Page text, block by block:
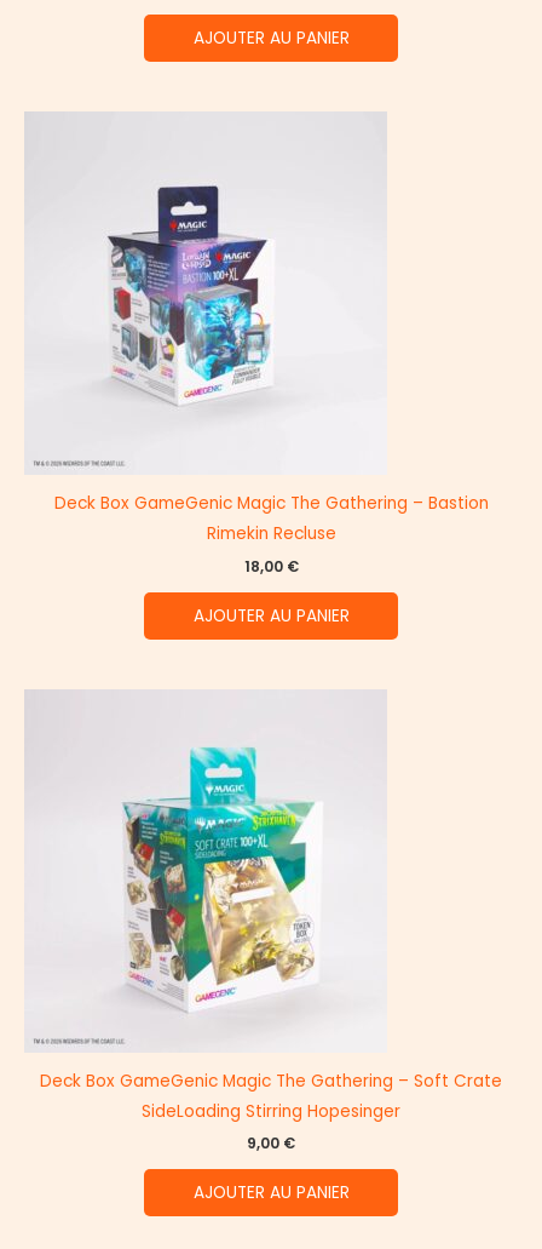
AJOUTER AU PANIER
Deck Box GameGenic Magic The Gathering – Bastion
Rimekin Recluse
18,00 €
AJOUTER AU PANIER
Deck Box GameGenic Magic The Gathering – Soft Crate
SideLoading Stirring Hopesinger
9,00 €
AJOUTER AU PANIER